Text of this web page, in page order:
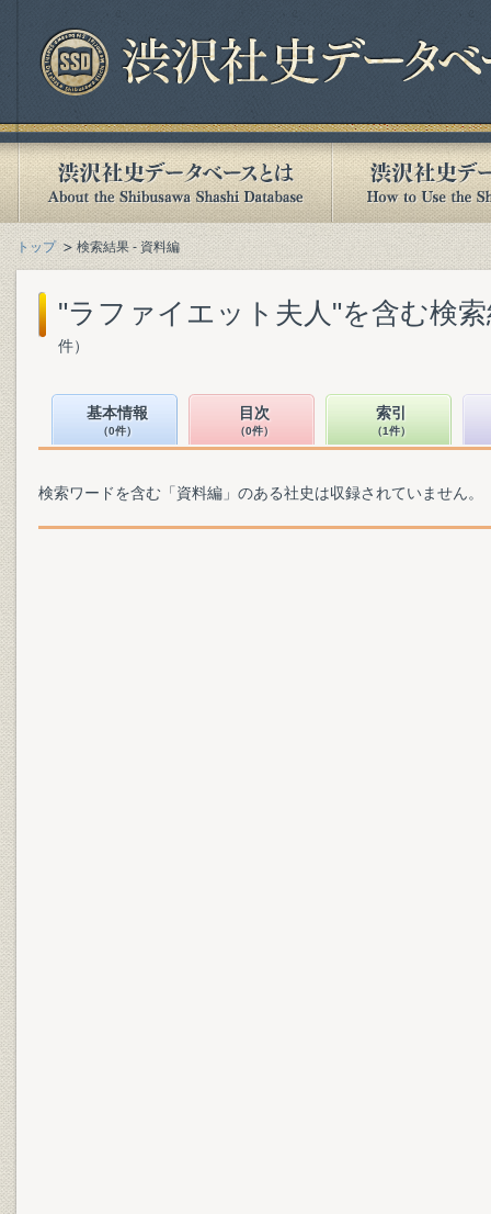
トップ 検索結果 - 資料編
"ラファイエット夫人"を含む検
件）
基本情報
（0件）
目次
（0件）
索引
（1件）
検索ワードを含む「資料編」のある社史は収録されていません。